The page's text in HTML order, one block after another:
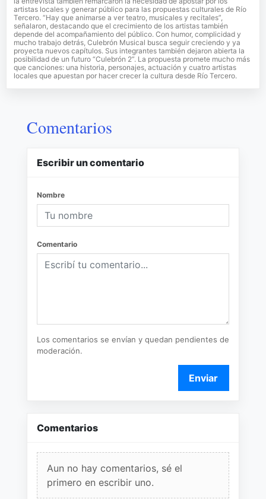
artistas locales y generar público para las propuestas culturales de Río
Tercero. “Hay que animarse a ver teatro, musicales y recitales”,
señalaron, destacando que el crecimiento de los artistas también
depende del acompañamiento del público. Con humor, complicidad y
mucho trabajo detrás, Culebrón Musical busca seguir creciendo y ya
proyecta nuevos capítulos. Sus integrantes también dejaron abierta la
posibilidad de un futuro “Culebrón 2”. La propuesta promete mucho más
que canciones: una historia, personajes, actuación y cuatro artistas
locales que apuestan por hacer crecer la cultura desde Río Tercero.
Comentarios
Escribir un comentario
Nombre
Comentario
Los comentarios se envían y quedan pendientes de
moderación.
Enviar
Comentarios
Aun no hay comentarios, sé el
primero en escribir uno.